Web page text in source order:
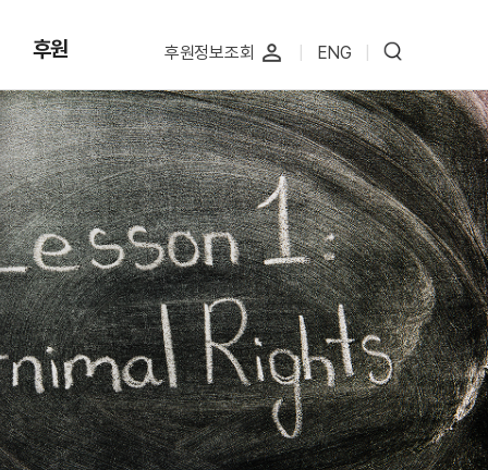
후원 후원정보조회 perm_identity ENG